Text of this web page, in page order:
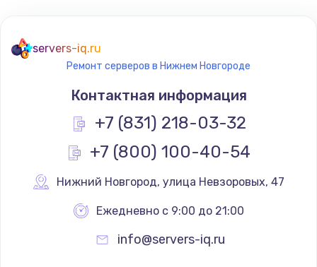
servers-iq.ru
Ремонт серверов в Нижнем Новгороде
Контактная информация
+7 (831) 218-03-32
+7 (800) 100-40-54
Нижний Новгород, улица Невзоровых, 47
Ежедневно с 9:00 до 21:00
info@servers-iq.ru